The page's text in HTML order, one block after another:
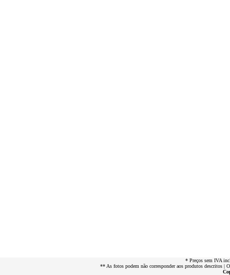
* Preços sem IVA
** As fotos podem não corresponder aos produtos descritos |